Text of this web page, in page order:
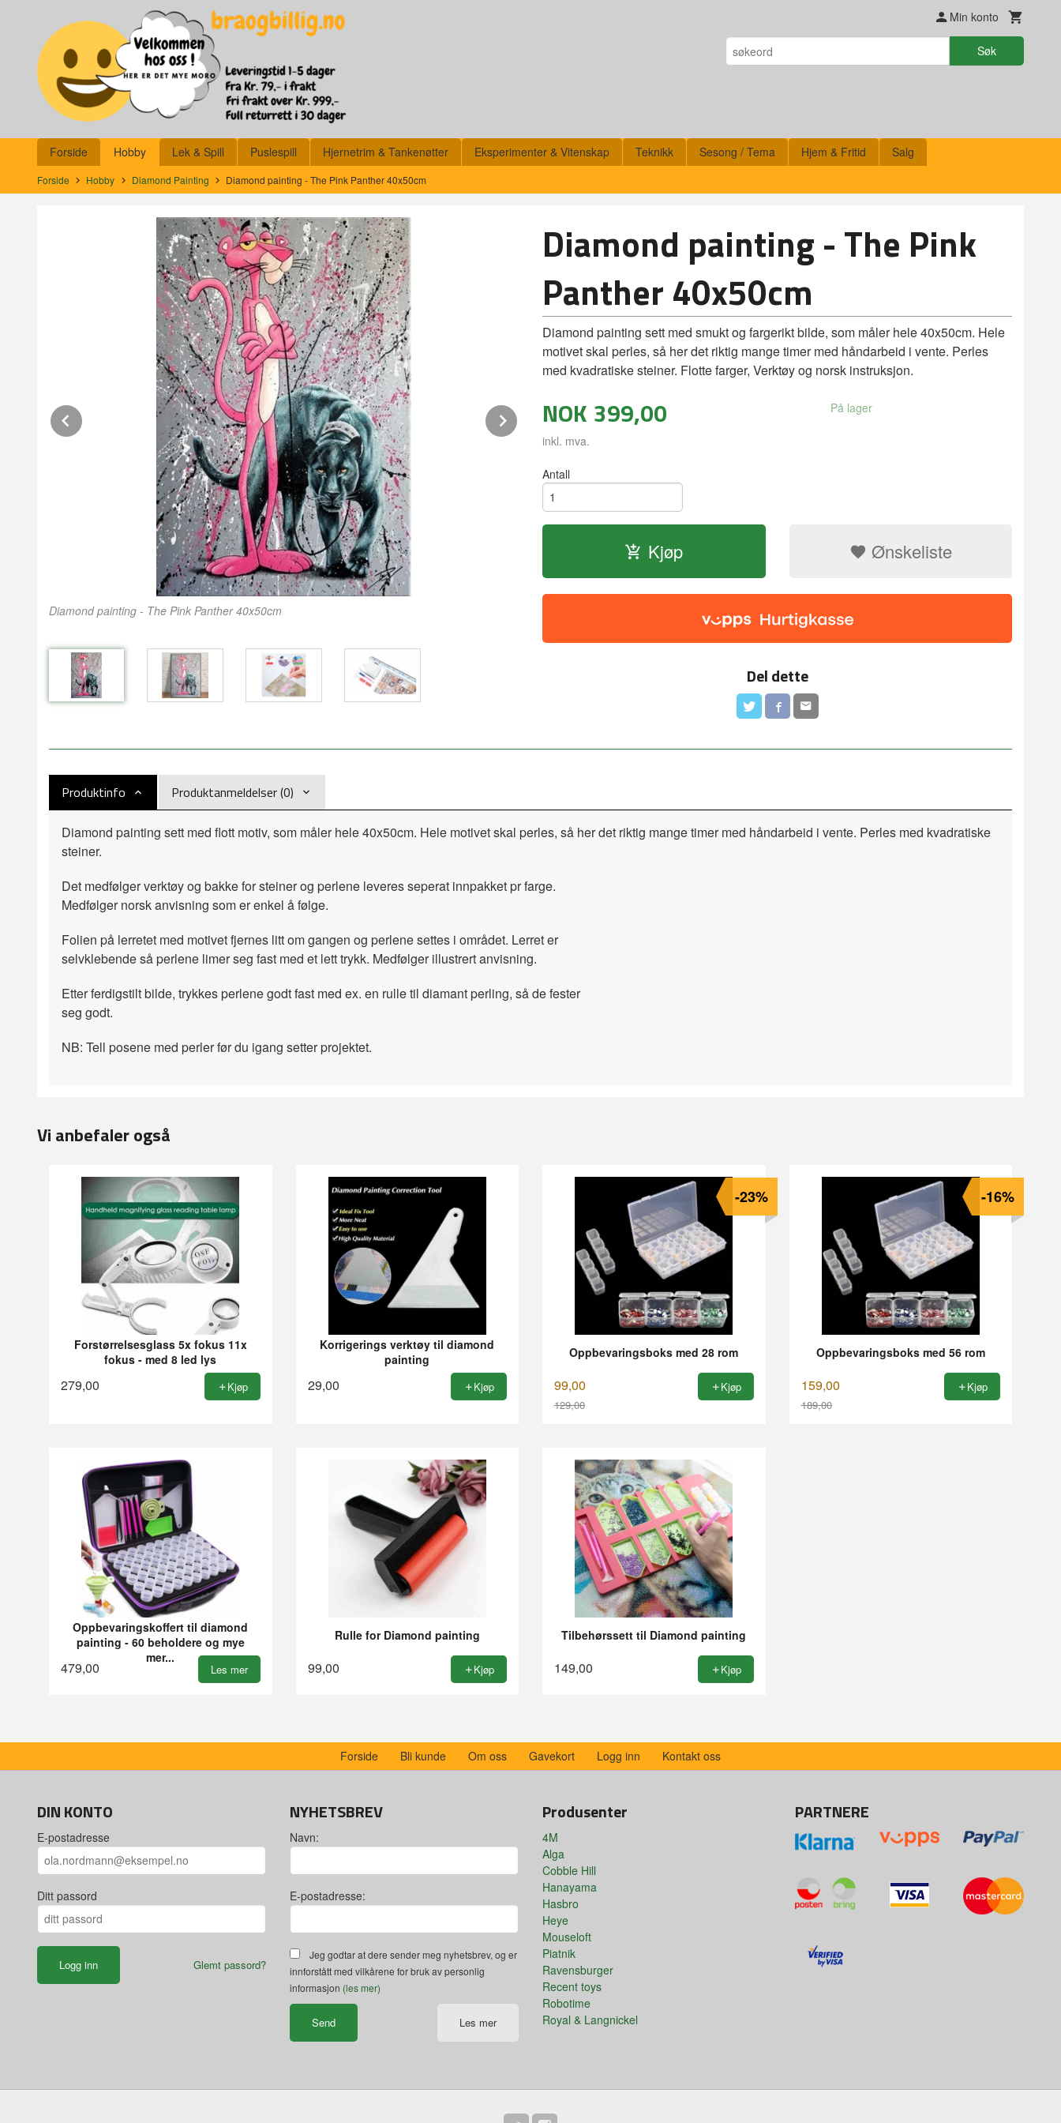
innholdet
Min konto
Søk
Produkter
Forside Hobby Lek & Spill Puslespill Hjernetrim & Tankenøtter Eksperimenter & Vitenskap Teknikk Sesong / Tema Hjem & Fritid Salg
Forside Hobby Diamond Painting Diamond painting - The Pink Panther 40x50cm
Diamond painting - The Pink Panther 40x50cm
Next
Diamond painting - The Pink
Panther 40x50cm
Diamond painting sett med smukt og fargerikt bilde, som måler hele 40x50cm. Hele
motivet skal perles, så her det riktig mange timer med håndarbeid i vente. Perles
med kvadratiske steiner. Flotte farger, Verktøy og norsk instruksjon.
NOK 399,00
inkl. mva.
På lager
Antall
Kjøp Ønskeliste
Del dette
Produktinfo Produktanmeldelser (0)
Diamond painting sett med flott motiv, som måler hele 40x50cm. Hele motivet skal perles, så her det riktig mange timer med håndarbeid i vente. Perles med kvadratiske
steiner.
Det medfølger verktøy og bakke for steiner og perlene leveres seperat innpakket pr farge.
Medfølger norsk anvisning som er enkel å følge.
Folien på lerretet med motivet fjernes litt om gangen og perlene settes i området. Lerret er
selvklebende så perlene limer seg fast med et lett trykk. Medfølger illustrert anvisning.
Etter ferdigstilt bilde, trykkes perlene godt fast med ex. en rulle til diamant perling, så de fester
seg godt.
NB: Tell posene med perler før du igang setter projektet.
Vi anbefaler også
Forstørrelsesglass 5x fokus 11x
fokus - med 8 led lys
279,00 Kjøp
Korrigerings verktøy til diamond
painting
29,00 Kjøp
Oppbevaringsboks med 28 rom
99,00
129,00
-23%
Kjøp
Oppbevaringsboks med 56 rom
159,00
189,00
-16%
Kjøp
Oppbevaringskoffert til diamond
painting - 60 beholdere og mye
mer...
479,00 Les mer
Rulle for Diamond painting
99,00 Kjøp
Tilbehørssett til Diamond painting
149,00 Kjøp
Forside Bli kunde Om oss Gavekort Logg inn Kontakt oss
DIN KONTO
E-postadresse
Ditt passord
Glemt passord?
NYHETSBREV
Navn:
E-postadresse:
Jeg godtar at dere sender meg nyhetsbrev, og er
innforstått med vilkårene for bruk av personlig
informasjon (les mer)
Les mer
Produsenter
4M
Alga
Cobble Hill
Hanayama
Hasbro
Heye
Mouseloft
Piatnik
Ravensburger
Recent toys
Robotime
Royal & Langnickel
PARTNERE